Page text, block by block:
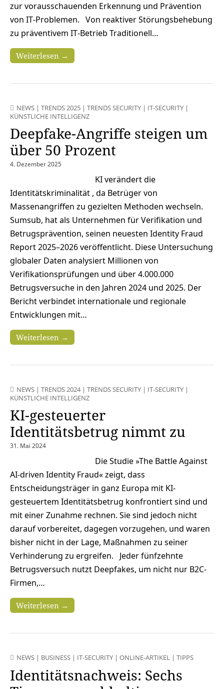
zur vorausschauenden Erkennung und Prävention
von IT‑Problemen. Von reaktiver Störungsbehebung
zu präventivem IT‑Betrieb Traditionell…
Weiterlesen →
NEWS | TRENDS 2025 | TRENDS SECURITY | IT-SECURITY |
KÜNSTLICHE INTELLIGENZ
Deepfake-Angriffe steigen um
über 50 Prozent
4. Dezember 2025
KI verändert die
Identitätskriminalität , da Betrüger von
Massenangriffen zu gezielten Methoden wechseln.
Sumsub, hat als Unternehmen für Verifikation und
Betrugsprävention, seinen neuesten Identity Fraud
Report 2025–2026 veröffentlicht. Diese Untersuchung
globaler Daten analysiert Millionen von
Verifikationsprüfungen und über 4.000.000
Betrugsversuche in den Jahren 2024 und 2025. Der
Bericht verbindet internationale und regionale
Entwicklungen mit…
Weiterlesen →
NEWS | TRENDS 2024| TRENDS SECURITY | IT-SECURITY |
KÜNSTLICHE INTELLIGENZ
KI-gesteuerter
Identitätsbetrug nimmt zu
31. Mai 2024
Die Studie »The Battle Against
AI-driven Identity Fraud« zeigt, dass
Entscheidungsträger in ganz Europa mit KI-
gesteuertem Identitätsbetrug konfrontiert sind und
mit einer Zunahme rechnen. Sie sind jedoch nicht
darauf vorbereitet, dagegen vorzugehen, und waren
bisher nicht in der Lage, Maßnahmen zu seiner
Verhinderung zu ergreifen. Jeder fünfzehnte
Betrugsversuch nutzt Deepfakes, um nicht nur B2C-
Firmen,…
Weiterlesen →
NEWS | BUSINESS | IT-SECURITY | ONLINE-ARTIKEL | TIPPS
Identitätsnachweis: Sechs